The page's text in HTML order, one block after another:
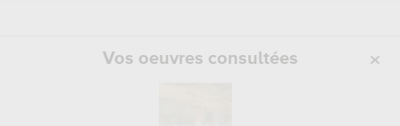
Vos oeuvres consultées